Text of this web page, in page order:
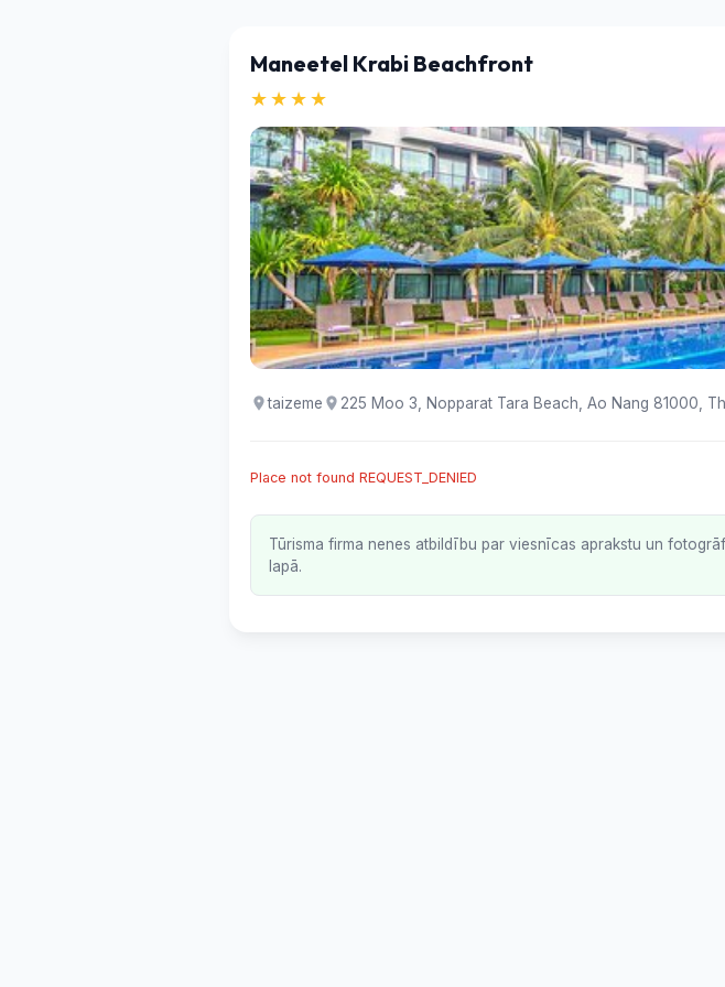
Maneetel Krabi Beachfront
★★★★
taizeme 225 Moo 3, Nopparat Tara Beach, Ao Nang 81000,
Place not found REQUEST_DENIED
Tūrisma firma nenes atbildību par viesnīcas aprakstu un
lapā.